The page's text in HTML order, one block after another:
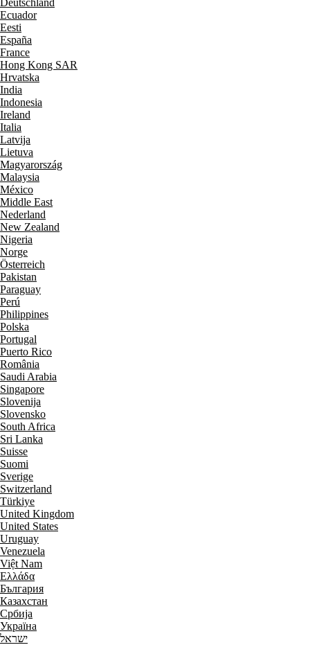
Deutschland
Ecuador
Eesti
España
France
Hong Kong SAR
Hrvatska
India
Indonesia
Ireland
Italia
Latvija
Lietuva
Magyarország
Malaysia
México
Middle East
Nederland
New Zealand
Nigeria
Norge
Österreich
Pakistan
Paraguay
Perú
Philippines
Polska
Portugal
Puerto Rico
România
Saudi Arabia
Singapore
Slovenija
Slovensko
South Africa
Sri Lanka
Suisse
Suomi
Sverige
Switzerland
Türkiye
United Kingdom
United States
Uruguay
Venezuela
Việt Nam
Ελλάδα
България
Казахстан
Србија
Україна
ישראל